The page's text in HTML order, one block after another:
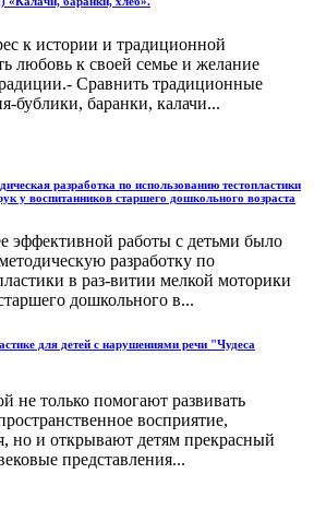
к истории и традиционной
любовь к своей семье и желание
Сравнить традиционные
бублики, баранки, калачи...
разработка по использованию тестопластики
у воспитанников старшего дошкольного возраста
эффективной работы с детьми было
разработку по
в раз-витии мелкой моторики
дошкольного в...
для детей с нарушениями речи "Чудеса
не только помогают развивать
восприятие,
но и открывают детям прекрасный
представления...